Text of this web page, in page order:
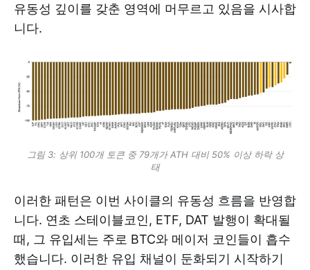
유동성 깊이를 갖춘 영역에 머무르고 있음을 시사합
니다.
그림 3: 상위 100개 토큰 중 79개가 ATH 대비 50% 이상 하락 상
태
이러한 패턴은 이번 사이클의 유동성 흐름을 반영합
니다. 연초 스테이블코인, ETF, DAT 발행이 확대될
때, 그 유입세는 주로 BTC와 메이저 코인들이 흡수
했습니다. 이러한 유입 채널이 둔화되기 시작하기